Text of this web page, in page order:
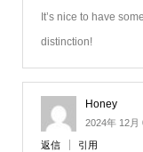
It’s nice to have
distinction!
Honey
2024年 12月
返信 引用